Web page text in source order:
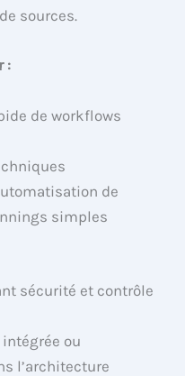
sources.
:
de workflows
de
simples
sécurité et contrôle
ou
l’architecture